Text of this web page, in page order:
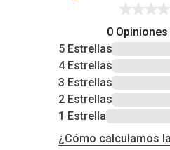
0
5 Estrellas
4 Estrellas
3 Estrellas
2 Estrellas
1 Estrella
¿Cómo calculamos